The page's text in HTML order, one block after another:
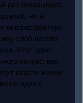
раз показывает:
но и
инфраструктуру
сообщества
Итог один:
сочувствия
спасти жизни
на один с